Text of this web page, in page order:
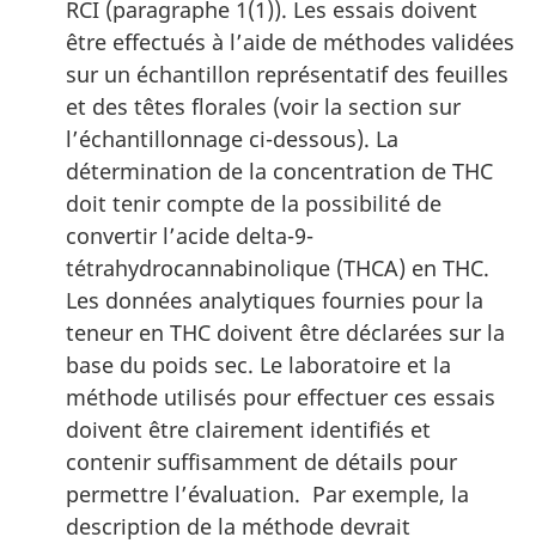
RCI (paragraphe 1(1)). Les essais doivent
être effectués à l’aide de méthodes validées
sur un échantillon représentatif des feuilles
et des têtes florales (voir la section sur
l’échantillonnage ci-dessous). La
détermination de la concentration de THC
doit tenir compte de la possibilité de
convertir l’acide delta-9-
tétrahydrocannabinolique (THCA) en THC.
Les données analytiques fournies pour la
teneur en THC doivent être déclarées sur la
base du poids sec. Le laboratoire et la
méthode utilisés pour effectuer ces essais
doivent être clairement identifiés et
contenir suffisamment de détails pour
permettre l’évaluation. Par exemple, la
description de la méthode devrait